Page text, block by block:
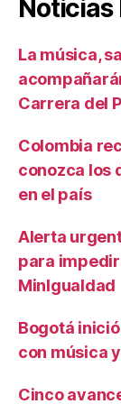
La música,
Carrera del
Colombia
conozca los
en el país
Alerta
para
MinIgualdad
Bogotá
con música
Cinco